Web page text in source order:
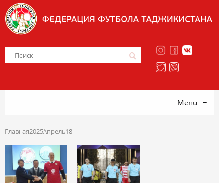
Menu ≡
Главная2025Апрель18